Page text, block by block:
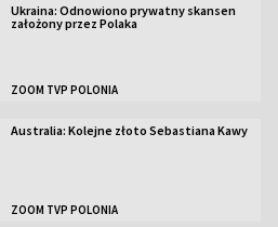
Ukraina: Odnowiono prywatny skansen
założony przez Polaka
ZOOM TVP POLONIA
Australia: Kolejne złoto Sebastiana Kawy
ZOOM TVP POLONIA